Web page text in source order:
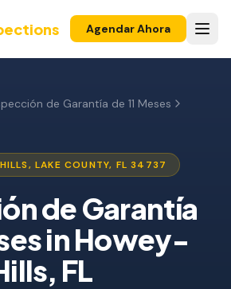
Agendar Ahora
de Garantía de 11 Meses
,LAKE COUNTY, FL 34737
de Garantía
inHowey-
, FL